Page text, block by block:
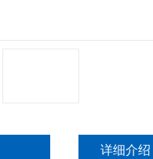
详细介绍